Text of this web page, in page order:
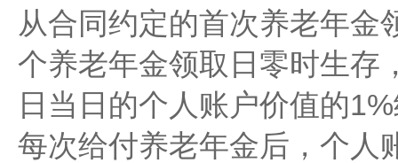
从合同约定的首次养老年金
个养老年金领取日零时生存
日当日的个人账户价值的
每次给付养老年金后，个人